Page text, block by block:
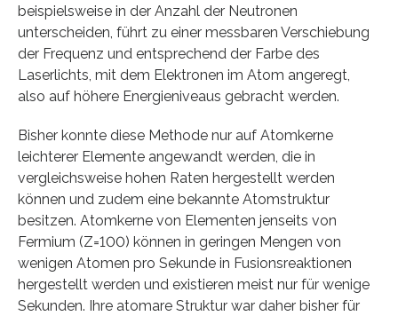
beispielsweise in der Anzahl der Neutronen
unterscheiden, führt zu einer messbaren Verschiebung
der Frequenz und entsprechend der Farbe des
Laserlichts, mit dem Elektronen im Atom angeregt,
also auf höhere Energieniveaus gebracht werden.
Bisher konnte diese Methode nur auf Atomkerne
leichterer Elemente angewandt werden, die in
vergleichsweise hohen Raten hergestellt werden
können und zudem eine bekannte Atomstruktur
besitzen. Atomkerne von Elementen jenseits von
Fermium (Z=100) können in geringen Mengen von
wenigen Atomen pro Sekunde in Fusionsreaktionen
hergestellt werden und existieren meist nur für wenige
Sekunden. Ihre atomare Struktur war daher bisher für